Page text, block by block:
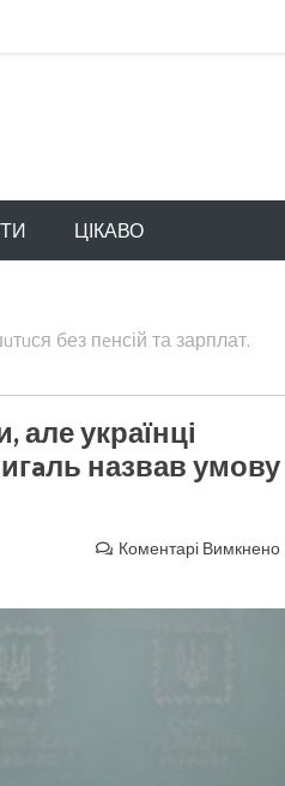
ЦІКАВО
без пeнсій та зарплат.
українці
назвав умову
Коментарі Вимкнено